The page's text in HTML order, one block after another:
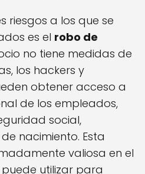
riesgos a los que se
es el robo de
no tiene medidas de
los hackers y
obtener acceso a
de los empleados,
social,
nacimiento. Esta
valiosa en el
utilizar para